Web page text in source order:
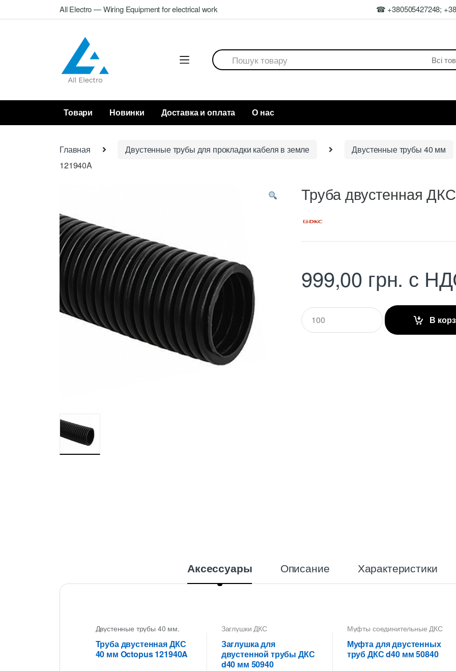
to
to
All Electro — Wiring Equipment for electrical work ☎ +380505427248;
Search
for:
Товари Новинки Доставка и оплата О нас
Главная Двустенные трубы для прокладки кабеля в земле Двустенные трубы 40 мм
121940A
Труба двустенная
999,00 грн. с
Q
u
В
Аксессуары Описание Характеристики
Двустенные трубы 40 мм,
Трубы двустенные ДКС
Труба двустенная ДКС
40 мм Octopus 121940A
Заглушки ДКС
Заглушка для
двустенной трубы ДКС
d40 мм 50940
Муфты соединительные ДКС
Муфта для двустенных
труб ДКС d40 мм 50840